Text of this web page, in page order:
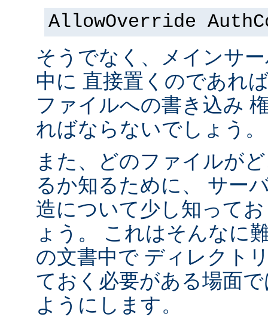
AllowOverride
そうでなく、メインサ
中に 直接置くのであれ
ファイルへの書き込み
ればならないでしょう。
また、どのファイルが
るか知るために、 サー
造について少し知って
ょう。 これはそんなに
の文書中で ディレクト
ておく必要がある場面
ようにします。